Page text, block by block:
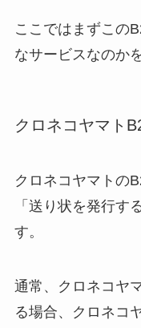
ここではまずこの
なサービスなのか
クロネコヤマト
クロネコヤマトの
「送り状を発行す
す。
通常、クロネコヤ
る場合、クロネコ